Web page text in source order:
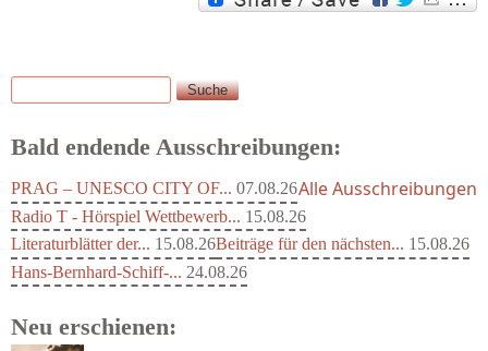
Suchformular
Suche
Bald endende Ausschreibungen:
PRAG – UNESCO CITY OF... 07.08.26
Radio T - Hörspiel Wettbewerb... 15.08.26
Literaturblätter der... 15.08.26Beiträge für den nächsten... 15.08.26
Hans-Bernhard-Schiff-... 24.08.26
Alle Ausschreibungen
Neu erschienen: